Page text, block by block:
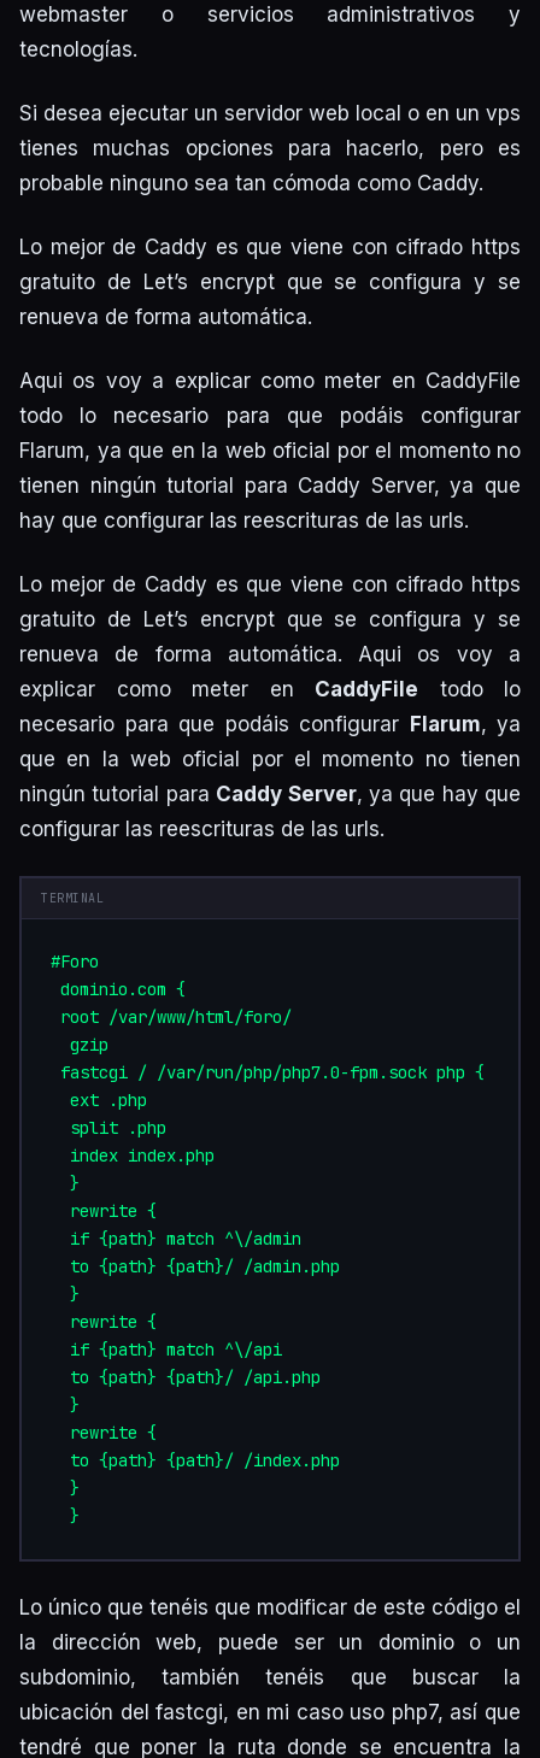
webmaster o servicios administrativos y
tecnologías.
Si desea ejecutar un servidor web local o en un vps
tienes muchas opciones para hacerlo, pero es
probable ninguno sea tan cómoda como Caddy.
Lo mejor de Caddy es que viene con cifrado https
gratuito de Let’s encrypt que se configura y se
renueva de forma automática.
Aqui os voy a explicar como meter en CaddyFile
todo lo necesario para que podáis configurar
Flarum, ya que en la web oficial por el momento no
tienen ningún tutorial para Caddy Server, ya que
hay que configurar las reescrituras de las urls.
Lo mejor de Caddy es que viene con cifrado https
gratuito de Let’s encrypt que se configura y se
renueva de forma automática. Aqui os voy a
explicar como meter en CaddyFile todo lo
necesario para que podáis configurar Flarum, ya
que en la web oficial por el momento no tienen
ningún tutorial para Caddy Server, ya que hay que
configurar las reescrituras de las urls.
#Foro
dominio.com {
root /var/www/html/foro/
  gzip
fastcgi / /var/run/php/php7.0-fpm.sock php {
  ext .php
  split .php
  index index.php
  }
  rewrite {
  if {path} match ^\/admin
  to {path} {path}/ /admin.php
  }
  rewrite {
  if {path} match ^\/api
  to {path} {path}/ /api.php
  }
  rewrite {
  to {path} {path}/ /index.php
  }
Lo único que tenéis que modificar de este código el
la dirección web, puede ser un dominio o un
subdominio, también tenéis que buscar la
ubicación del fastcgi, en mi caso uso php7, así que
tendré que poner la ruta donde se encuentra la